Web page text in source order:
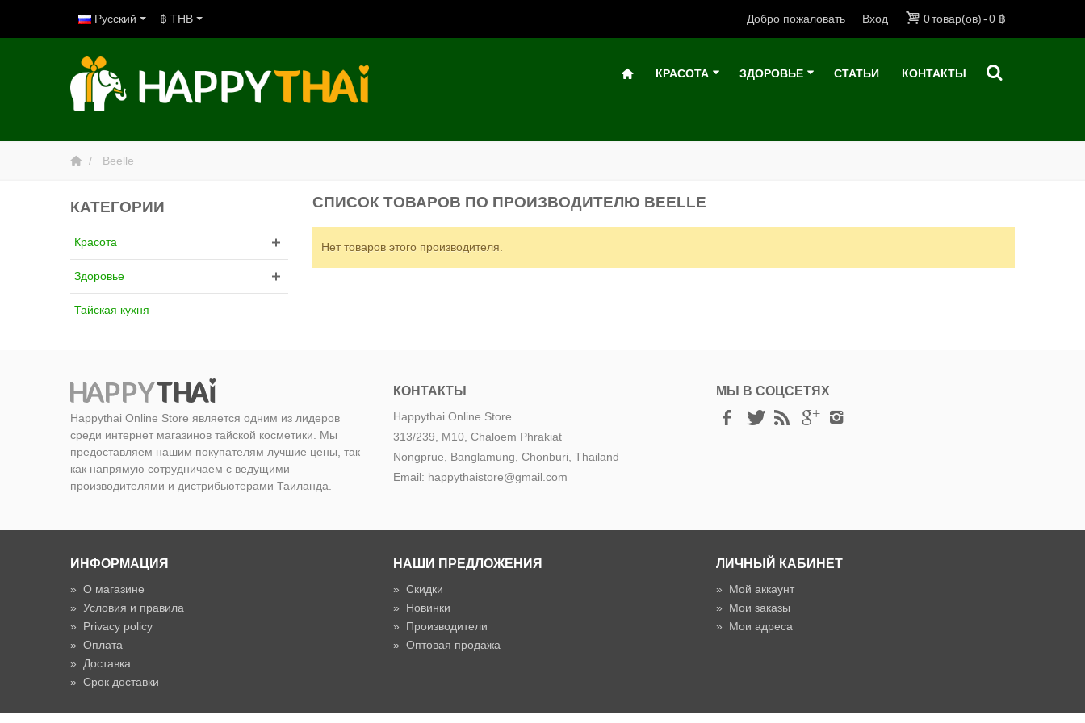
Русский 0товар(ов)-0 ฿
Добро пожаловать Вход
฿ THB
КРАСОТА ЗДОРОВЬЕ СТАТЬИ КОНТАКТЫ
Beelle
КАТЕГОРИИ
Красота
Здоровье
Тайская кухня
СПИСОК ТОВАРОВ ПО ПРОИЗВОДИТЕЛЮ BEELLE
Нет товаров этого производителя.
Happythai Online Store является одним из лидеров
среди интернет магазинов тайской косметики. Мы
предоставляем нашим покупателям лучшие цены, так
как напрямую сотрудничаем с ведущими
производителями и дистрибьютерами Таиланда.
КОНТАКТЫ
Happythai Online Store
313/239, M10, Chaloem Phrakiat
Nongprue, Banglamung, Chonburi, Thailand
Email: happythaistore@gmail.com
МЫ В СОЦСЕТЯХ
ИНФОРМАЦИЯ
» О магазине
» Условия и правила
» Privacy policy
» Оплата
» Доставка
» Срок доставки
НАШИ ПРЕДЛОЖЕНИЯ
» Скидки
» Новинки
» Производители
» Оптовая продажа
ЛИЧНЫЙ КАБИНЕТ
» Мой аккаунт
» Мои заказы
» Мои адреса